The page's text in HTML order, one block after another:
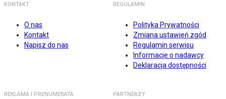
KONTAKT
O nas
Kontakt
Napisz do nas
REGULAMIN
Polityka Prywatności
Zmiana ustawień zgód
Regulamin serwisu
Informacje o nadawcy
Deklaracja dostępności
REKLAMA I PRENUMERATA PARTNERZY